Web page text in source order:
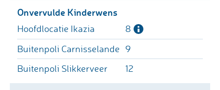
Onvervulde Kinderwens
8
9
12